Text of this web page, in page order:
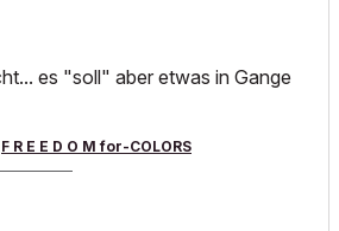
es "soll" aber etwas in Gange
F R E E D O M for-COLORS